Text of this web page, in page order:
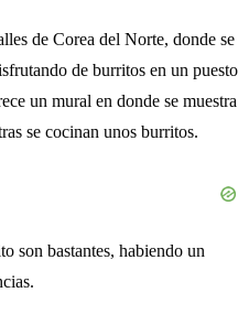
de Corea del Norte, donde se
de burritos en un puesto
un mural en donde se muestra
se cocinan unos burritos.
son bastantes, habiendo un